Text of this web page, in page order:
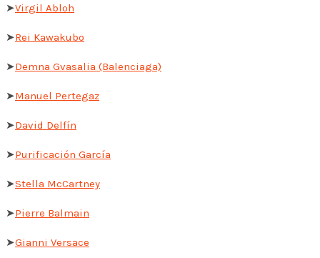
➤Virgil Abloh
➤Rei Kawakubo
➤Demna Gvasalia (Balenciaga)
➤Manuel Pertegaz
➤David Delfín
➤Purificación García
➤Stella McCartney
➤Pierre Balmain
➤Gianni Versace